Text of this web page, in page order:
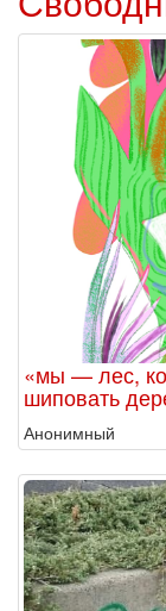
«мы — лес,
шиповать
Анонимный